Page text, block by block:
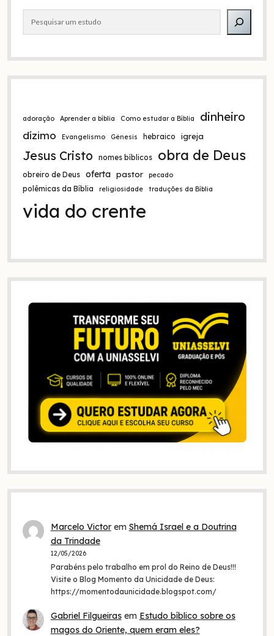
lateral
adoração Aprender a bíblia Como estudar a Bíblia dinheiro
dízimo Evangelismo Gênesis hebraico igreja
Jesus Cristo nomes bíblicos obra de Deus
obreiro de Deus oferta pastor pecado
polêmicas da Bíblia religiosidade traduções da Bíblia
vida do crente
Marcelo Victorem Shemá Israel e a Doutrina
da Trindade
12/05/2026
Parabéns pelo trabalho em prol do Reino de Deus!!!
Visite o Blog Momento da Unicidade de Deus:
https://momentodaunicidade.blogspot.com/
Gabriel Filgueirasem Estudo bíblico sobre os
magos do Oriente, quem eram eles?